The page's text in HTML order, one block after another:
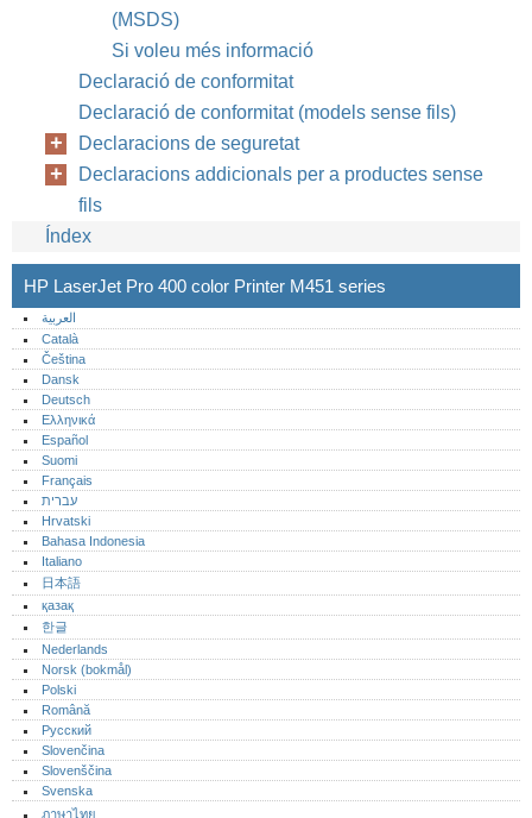
(MSDS)
Si voleu més informació
Declaració de conformitat
Declaració de conformitat (models sense fils)
Declaracions de seguretat
Declaracions addicionals per a productes sense
fils
Índex
HP LaserJet Pro 400 color Printer M451 series
العربية
Català
Čeština
Dansk
Deutsch
Ελληνικά
Español
Suomi
Français
עברית
Hrvatski
Bahasa Indonesia
Italiano
日本語
қазақ
한글
Nederlands
Norsk (bokmål)‎
Polski
Română
Русский
Slovenčina
Slovenščina
Svenska
ภาษาไทย